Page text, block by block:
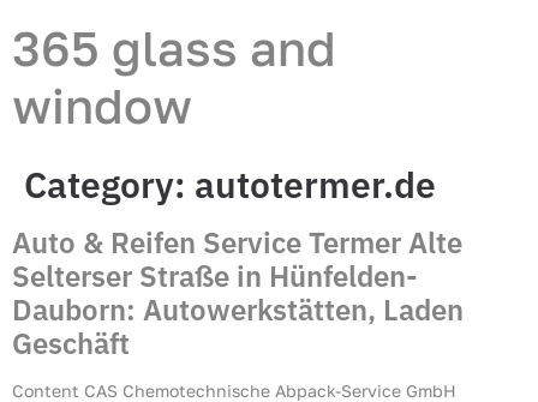
365 glass and
window
Category: autotermer.de
Auto & Reifen Service Termer Alte
Selterser Straße in Hünfelden-
Dauborn: Autowerkstätten, Laden
Geschäft
Content CAS Chemotechnische Abpack-Service GmbH